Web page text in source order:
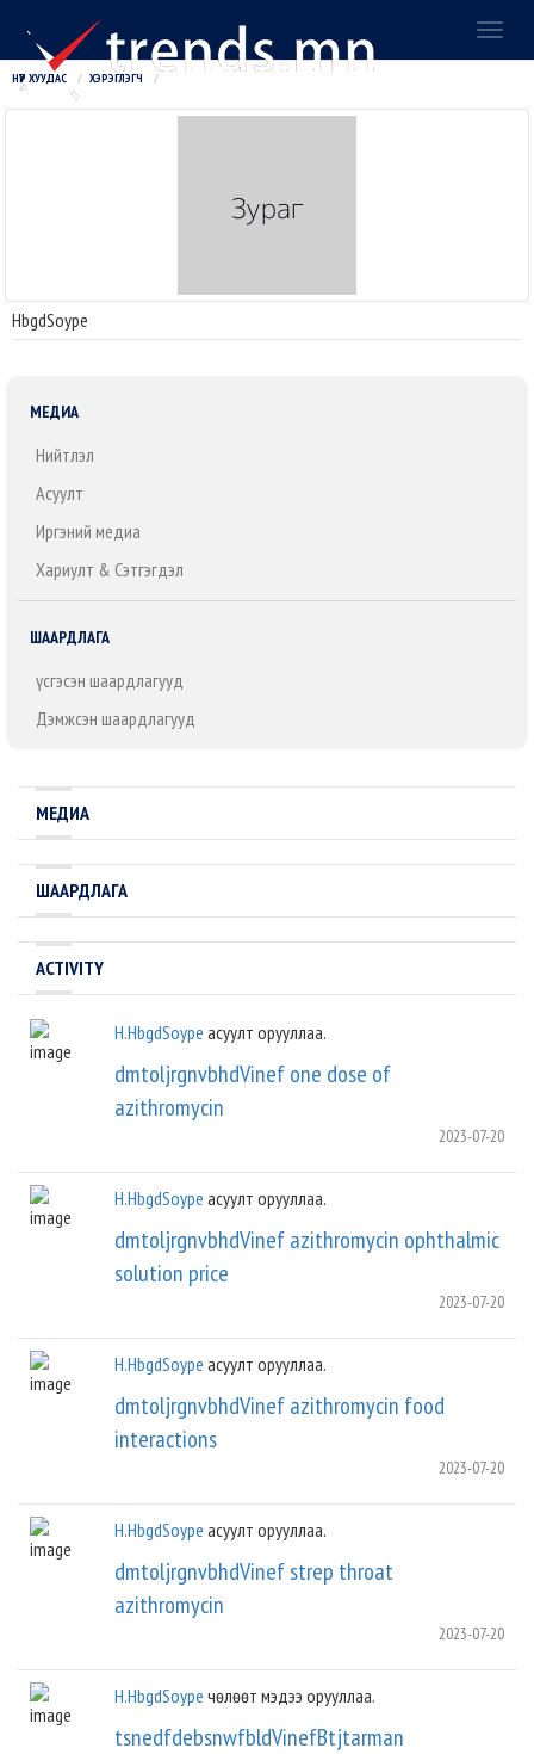
НҮҮР ХУУДАС ХЭРЭГЛЭГЧ
HbgdSoype
МЕДИА
Нийтлэл
Асуулт
Иргэний медиа
Хариулт & Сэтгэгдэл
ШААРДЛАГА
Үүсгэсэн шаардлагууд
Дэмжсэн шаардлагууд
МЕДИА
ШААРДЛАГА
ACTIVITY
H.HbgdSoype асуулт орууллаа.
dmtoljrgnvbhdVinef one dose of
azithromycin
2023-07-20
H.HbgdSoype асуулт орууллаа.
dmtoljrgnvbhdVinef azithromycin ophthalmic
solution price
2023-07-20
H.HbgdSoype асуулт орууллаа.
dmtoljrgnvbhdVinef azithromycin food
interactions
2023-07-20
H.HbgdSoype асуулт орууллаа.
dmtoljrgnvbhdVinef strep throat
azithromycin
2023-07-20
H.HbgdSoype чөлөөт мэдээ орууллаа.
tsnedfdebsnwfbldVinefBtjtarman